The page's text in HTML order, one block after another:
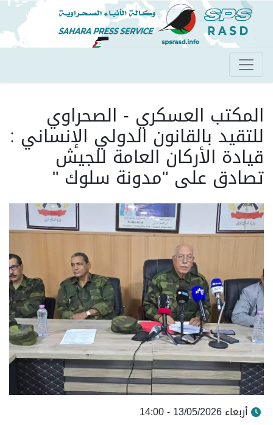
تجاوز
إلى
المحتوى
الرئيسي
المكتب العسكري - الصحراوي
للتقيد بالقانون الدولي الإنساني :
قيادة الأركان العامة للجيش
تصادق على "مدونة سلوك "
أربعاء 13/05/2026 - 14:00